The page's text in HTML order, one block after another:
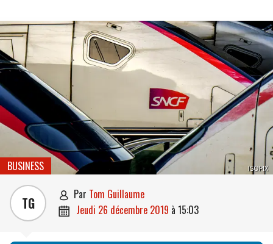
ISOPIX
BUSINESS
TG  par Tom Guillaume
 jeudi 26 décembre 2019 à 15:03